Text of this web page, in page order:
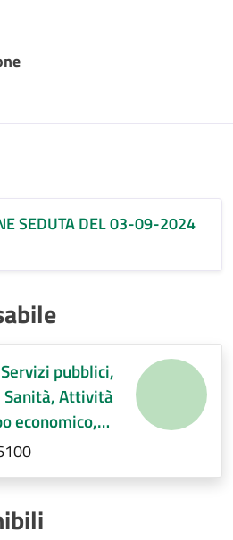
SEDUTA DEL 03-09-2024
pubblici,
Sanità, Attività
economico,